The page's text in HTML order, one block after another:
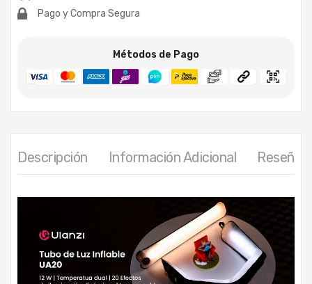
Pago y Compra Segura
Métodos de Pago
Descripción Información Adicional Reseñas